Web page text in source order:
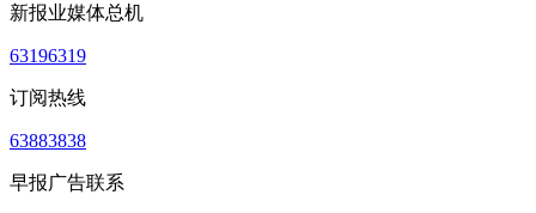
新报业媒体总机
63196319
订阅热线
63883838
早报广告联系